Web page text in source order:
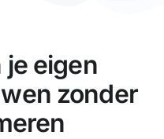
je eigen
zonder